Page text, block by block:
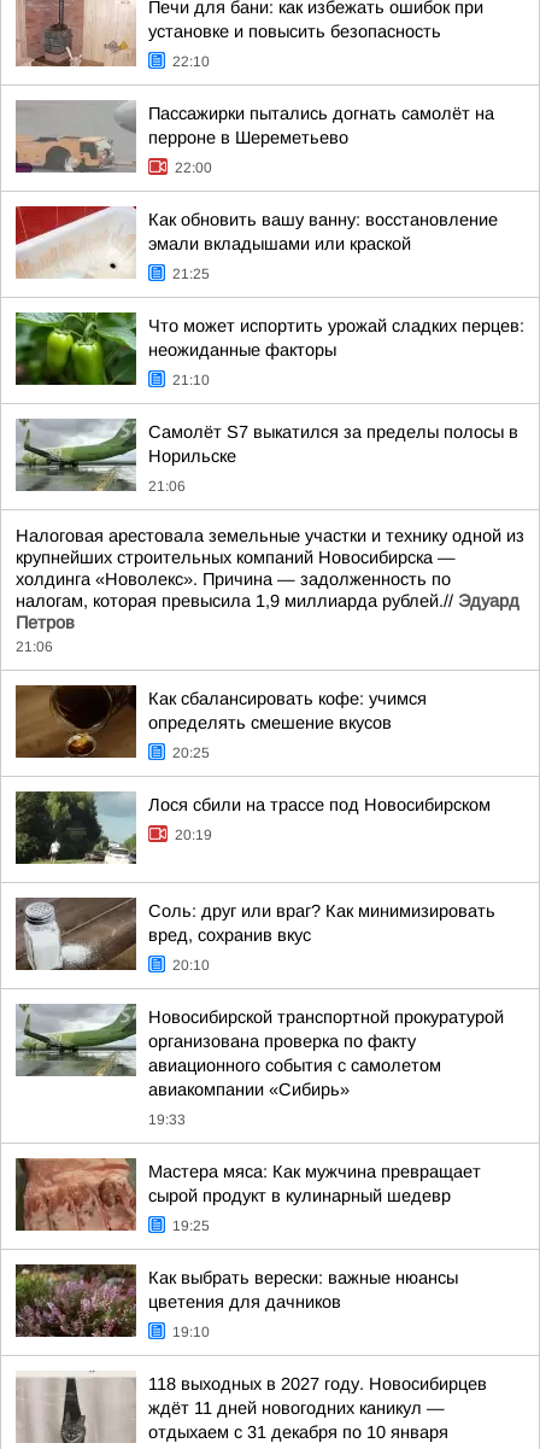
Печи для бани: как избежать ошибок при
установке и повысить безопасность
22:10
Пассажирки пытались догнать самолёт на
перроне в Шереметьево
22:00
Как обновить вашу ванну: восстановление
эмали вкладышами или краской
21:25
Что может испортить урожай сладких перцев:
неожиданные факторы
21:10
Самолёт S7 выкатился за пределы полосы в
Норильске
21:06
Налоговая арестовала земельные участки и технику одной из
крупнейших строительных компаний Новосибирска —
холдинга «Новолекс». Причина — задолженность по
налогам, которая превысила 1,9 миллиарда рублей.// Эдуард
Петров
21:06
Как сбалансировать кофе: учимся
определять смешение вкусов
20:25
Лося сбили на трассе под Новосибирском
20:19
Соль: друг или враг? Как минимизировать
вред, сохранив вкус
20:10
Новосибирской транспортной прокуратурой
организована проверка по факту
авиационного события с самолетом
авиакомпании «Сибирь»
19:33
Мастера мяса: Как мужчина превращает
сырой продукт в кулинарный шедевр
19:25
Как выбрать верески: важные нюансы
цветения для дачников
19:10
118 выходных в 2027 году. Новосибирцев
ждёт 11 дней новогодних каникул —
отдыхаем с 31 декабря по 10 января